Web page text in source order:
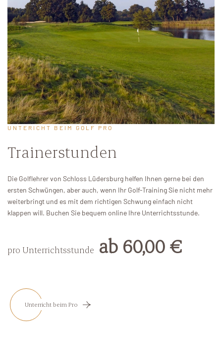
UNTERICHT BEIM GOLF PRO
Trainerstunden
Die Golflehrer von Schloss Lüdersburg helfen Ihnen gerne bei den
ersten Schwüngen, aber auch, wenn Ihr Golf-Training Sie nicht mehr
weiterbringt und es mit dem richtigen Schwung einfach nicht
klappen will. Buchen Sie bequem online Ihre Unterrichtsstunde.
pro Unterrichtsstunde ab 60,00 €
Unterricht beim Pro